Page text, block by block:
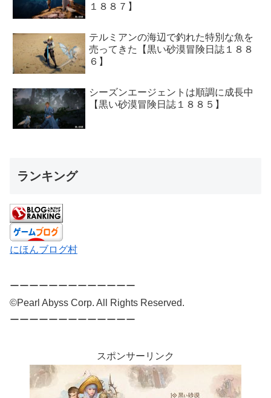
１８８７】
テルミアンの海辺で釣れた特別な魚を
売ってきた【黒い砂漠冒険日誌１８８
６】
シーズンエージェントは順調に成長中
【黒い砂漠冒険日誌１８８５】
ランキング
にほんブログ村
ーーーーーーーーーーーーー
©Pearl Abyss Corp. All Rights Reserved.
ーーーーーーーーーーーーー
スポンサーリンク